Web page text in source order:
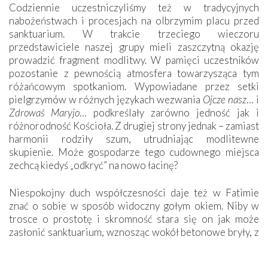
Codziennie uczestniczyliśmy też w tradycyjnych
nabożeństwach i procesjach na olbrzymim placu przed
sanktuarium. W trakcie trzeciego wieczoru
przedstawiciele naszej grupy mieli zaszczytną okazję
prowadzić fragment modlitwy. W pamięci uczestników
pozostanie z pewnością atmosfera towarzysząca tym
różańcowym spotkaniom. Wypowiadane przez setki
pielgrzymów w różnych językach wezwania Ojcze nasz… i
Zdrowaś Maryjo… podkreślały zarówno jedność jak i
różnorodność Kościoła. Z drugiej strony jednak – zamiast
harmonii rodziły szum, utrudniając modlitewne
skupienie. Może gospodarze tego cudownego miejsca
zechcą kiedyś „odkryć” na nowo łacinę?
Niespokojny duch współczesności daje też w Fatimie
znać o sobie w sposób widoczny gołym okiem. Niby w
trosce o prostotę i skromność stara się on jak może
zasłonić sanktuarium, wznosząc wokół betonowe bryły, z